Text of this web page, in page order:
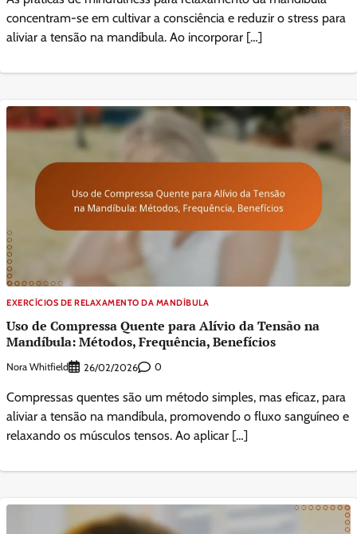
concentram-se em cultivar a consciência e reduzir o stress para
aliviar a tensão na mandíbula. Ao incorporar […]
EXERCÍCIOS DE RELAXAMENTO DA MANDÍBULA
Uso de Compressa Quente para Alívio da Tensão na
Mandíbula: Métodos, Frequência, Benefícios
Nora Whitfield 26/02/2026 0
Compressas quentes são um método simples, mas eficaz, para
aliviar a tensão na mandíbula, promovendo o fluxo sanguíneo e
relaxando os músculos tensos. Ao aplicar […]